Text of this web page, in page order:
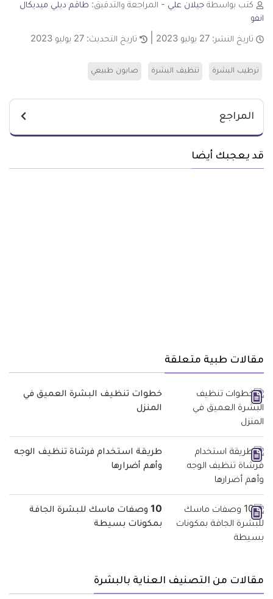
كتب بواسطة جيلان علي - المراجعة والتدقيق: طاقم ديلي ميديكال
انفو
تاريخ النشر: 27 يوليو 2023 تاريخ التحديث: 27 يوليو 2023
ترطيب البشرة تنظيف البشرة صابون طبيعي
المراجع
قد يعجبك أيضا
مقالات طبية متعلقة
خطوات تنظيف البشرة العميق في
المنزل
طريقة استخدام فرشاة تنظيف الوجه
وأهم أضرارها
10 وصفات ماسك للبشرة الجافة
بمكونات بسيطة
مقالات من التصنيف العناية بالبشرة